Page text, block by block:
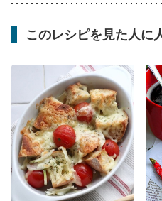
このレシピを見た人に